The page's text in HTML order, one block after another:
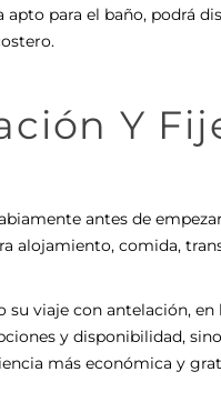
apto para el baño, podrá
Y
antes de
alojamiento, comida,
viaje con antelación, en
y disponibilidad,
más económica y